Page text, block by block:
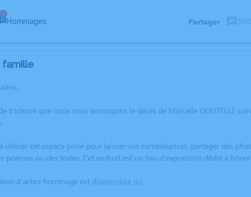
1
Hommages Partager
famille
tristesse que nous vous annonçons le décès de Marcelle GOUTELLE
utiliser cet espace privé pour laisser vos condoléances, partager des
poèmes ou des textes. Cet endroit est un lieu d'expression dédié à
d’arbre hommage est .